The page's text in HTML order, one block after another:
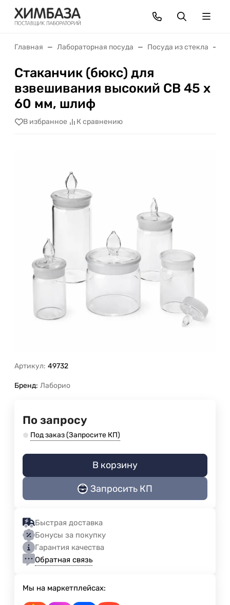
Главная Лабораторная посуда Посуда из стекла
Стаканчик (бюкс) для
взвешивания высокий СВ 45 х
60 мм, шлиф
В избранное К сравнению
Артикул: 49732
Бренд: Лаборио
По запросу
Под заказ (Запросите КП)
В корзину
Запросить КП
Быстрая доставка
Бонусы за покупку
Гарантия качества
Обратная связь
Мы на маркетплейсах: